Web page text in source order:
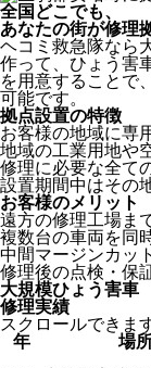
全国どこでも、
あなたの街が修理
ヘコミ救急隊なら
作って、ひょう害
を用意することで
可能です。
拠点設置の特徴
お客様の地域に専
地域の工業用地や
修理に必要な全て
設置期間中はその
お客様のメリット
遠方の修理工場ま
複数台の車両を同
中間マージンカッ
修理後の点検・保
大規模ひょう害車
修理実績
スクロールできま
年
場